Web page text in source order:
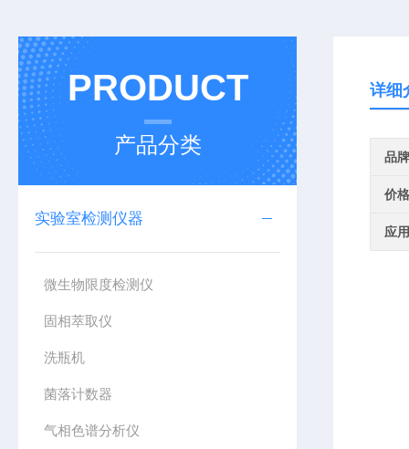
PRODUCT
产品分类
实验室检测仪器
微生物限度检测仪
固相萃取仪
洗瓶机
菌落计数器
气相色谱分析仪
详细
品牌
价
应